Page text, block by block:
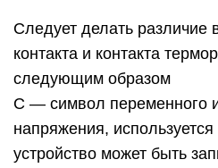
Следует делать различие
контакта и контакта
следующим образом
С — символ переменного
напряжения, используется
устройство может быть